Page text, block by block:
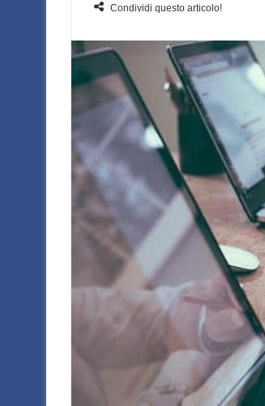
Condividi questo articolo!